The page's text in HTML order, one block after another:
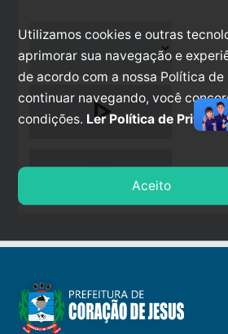
play_arrow
stop
Utilizamos cookies e outras
aprimorar sua navegação e
de acordo com a nossa Política
continuar navegando, você
condições. Ler Política de
Aceito